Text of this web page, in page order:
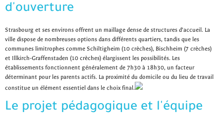
d'ouverture
Strasbourg et ses environs offrent un maillage dense de structures d'accueil. La
ville dispose de nombreuses options dans différents quartiers, tandis que les
communes limitrophes comme Schiltigheim (10 crèches), Bischheim (7 crèches)
et Illkirch-Graffenstaden (10 crèches) élargissent les possibilités. Les
établissements fonctionnent généralement de 7h30 à 18h30, un facteur
déterminant pour les parents actifs. La proximité du domicile ou du lieu de travail
constitue un élément essentiel dans le choix final.
Le projet pédagogique et l'équipe